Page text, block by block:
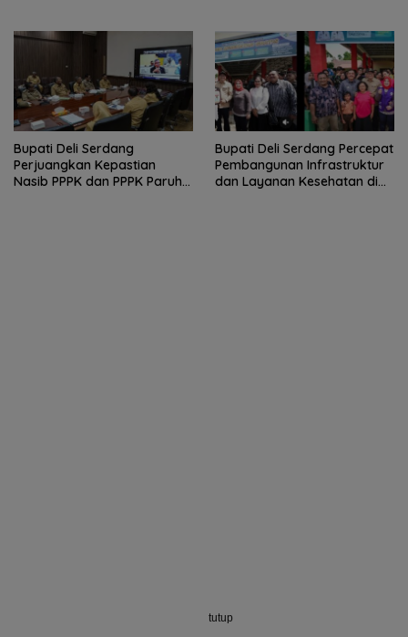
Bupati Deli Serdang
Perjuangkan Kepastian
Nasib PPPK dan PPPK Paruh
Bupati Deli Serdang Percepat
Pembangunan Infrastruktur
dan Layanan Kesehatan di
tutup